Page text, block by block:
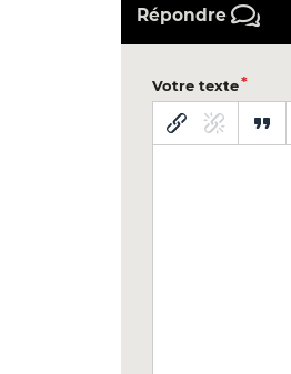
Répondre
Votre texte